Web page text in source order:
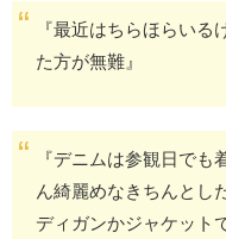
『最近はちらほらい
た方が無難』
『デニムは参観日でも
ん綺麗めなきちんとし
ディガンかジャケット